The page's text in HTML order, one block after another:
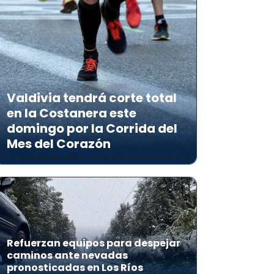
Valdivia tendrá corte total
en la Costanera este
domingo por la Corrida del
Mes del Corazón
Refuerzan equipos para despejar
caminos ante nevadas
pronosticadas en Los Ríos